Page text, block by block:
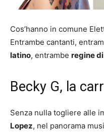
Cos’hanno in comune
Entrambe cantanti,
latino, entrambe regine
Becky G, la
Senza nulla togliere alle
Lopez, nel panorama